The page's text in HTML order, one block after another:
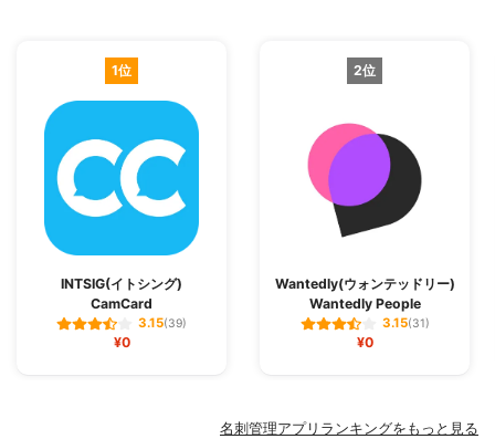
1位
INTSIG(イトシング)
CamCard
3.15(39)
¥0
2位
Wantedly(ウォンテッドリー)
Wantedly People
3.15(31)
¥0
名刺管理アプリランキングをもっと見る